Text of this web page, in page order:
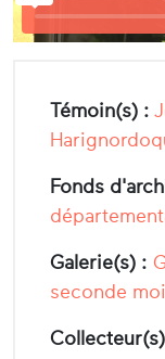
Témoin(s) :
Fonds
Galerie(s) :
seconde